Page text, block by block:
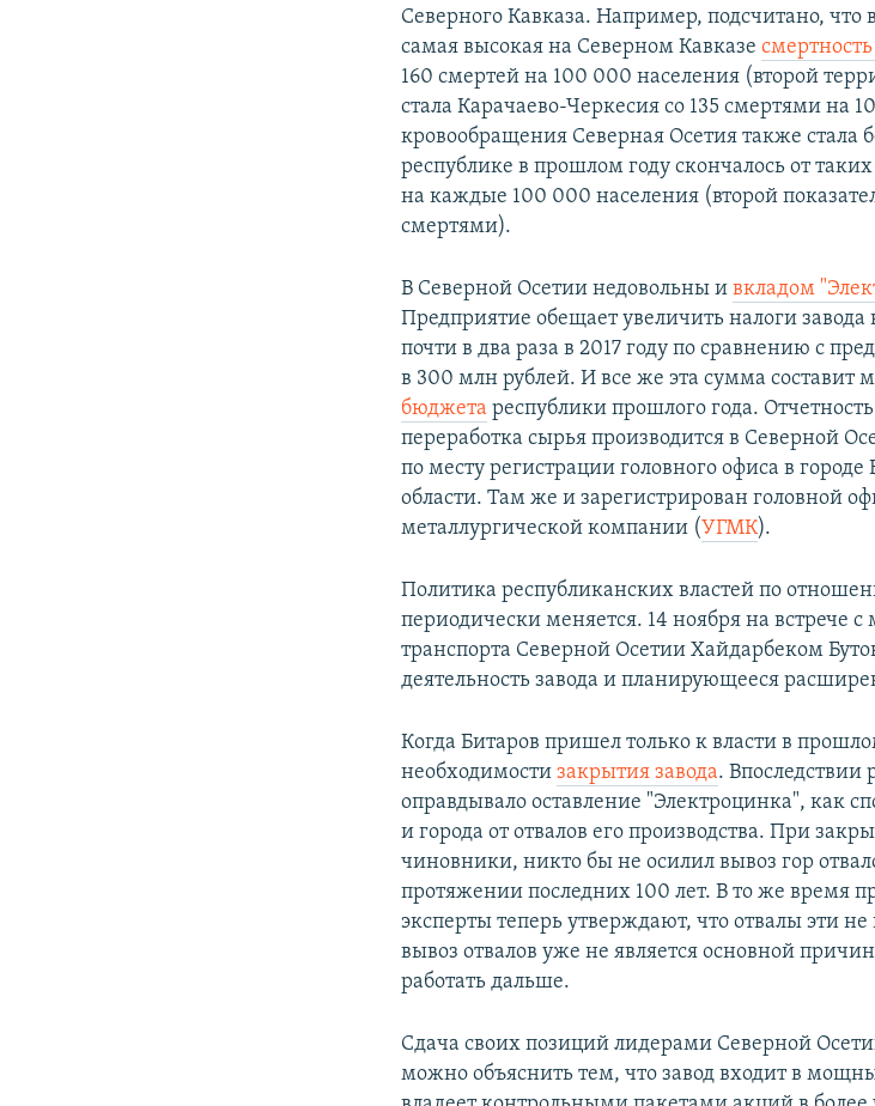
Северного Кавказа. Например, подсчитано, что
самая высокая на Северном Кавказе
160 смертей на 100 000 населения (второй
стала Карачаево-Черкесия со 135 смертями на
кровообращения Северная Осетия также стала
республике в прошлом году скончалось от
на каждые 100 000 населения (второй
смертями).
В Северной Осетии недовольны ивкладом
Предприятие обещает увеличить налоги
почти в два раза в 2017 году по сравнению с
в 300 млн рублей. И все же эта сумма составит
бюджета республики прошлого года.
переработка сырья производится в Северной
по месту регистрации головного офиса в
области. Там же и зарегистрирован головной
металлургической компании (УГМК).
Политика республиканских властей по
периодически меняется. 14 ноября на
транспорта Северной Осетии Хайдарбеком
деятельность завода и планирующееся
Когда Битаров пришел только к власти в
необходимостизакрытия завода. Впоследствии
оправдывало оставление "Электроцинка", как
и города от отвалов его производства. При
чиновники, никто бы не осилил вывоз гор
протяжении последних 100 лет. В то же время
эксперты теперь утверждают, что отвалы эти
вывоз отвалов уже не является основной
работать дальше.
Сдача своих позиций лидерами Северной
можно объяснить тем, что завод входит в